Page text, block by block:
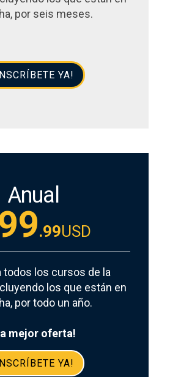
por seis meses.
YA!
Anual
.99USD
todos los cursos de la
los que están en
por todo un año.
mejor oferta!
YA!